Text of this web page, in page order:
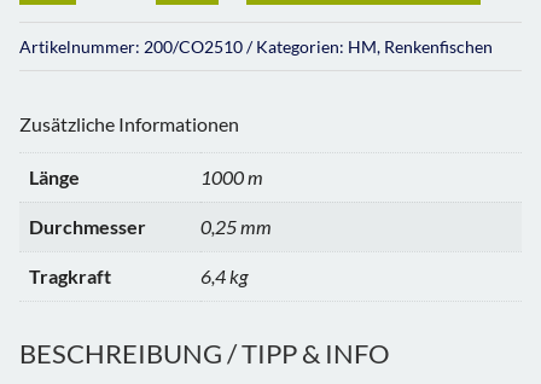
Artikelnummer: 200/CO2510 Kategorien: HM, Renkenfischen
Zusätzliche Informationen
Länge 1000 m
Durchmesser 0,25 mm
Tragkraft 6,4 kg
BESCHREIBUNG / TIPP & INFO